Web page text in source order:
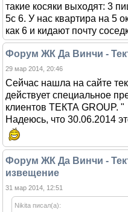
такие косяки выходят: 3
5с 6. У нас квартира на 5
как 6 и кидают почту
Форум ЖК Да Винчи -
29 мар 2014, 20:46
Сейчас нашла на сайте
действует специальное
клиентов ТЕКТА GROUP. "
Надеюсь, что 30.06.2014
Форум ЖК Да Винчи -
извещение
31 мар 2014, 12:51
Nikita писал(а):